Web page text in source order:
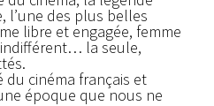
l’une des plus belles
libre et engagée, femme
la seule,
du cinéma français et
époque que nous ne